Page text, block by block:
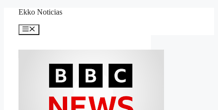
Saltar
contenido
Ekko Noticias
Menú